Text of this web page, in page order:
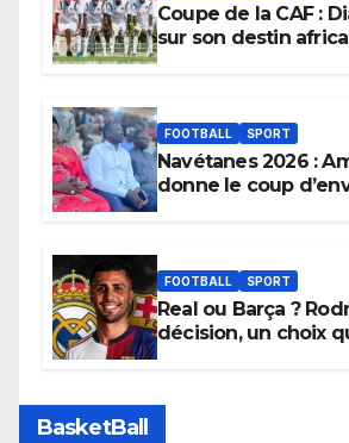
Coupe de la CAF :
sur son destin
FOOTBALL SPORT
Navétanes 2026 :
donne le coup
apaisées.
FOOTBALL SPORT
Real ou Barça ?
décision, un choix
BasketBall